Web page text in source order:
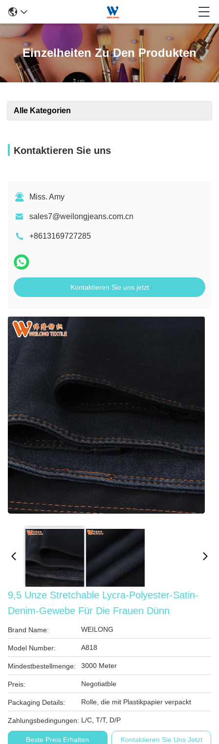
Einzelheiten Zu Den Produkten
Alle Kategorien
Kontaktieren Sie uns
Miss. Amy
sales7@weilongjeans.com.cn
+8613169727285
Kontaktieren Sie uns jetzt
9,5 Unze Stretchable Lycra-Polyester-Satin-
Denim-Gewebe Für Die Frauen Dünn
Brand Name: WEILONG
Model Number: A818
Mindestbestellmenge: 3000 Meter
Preis: Negotiatble
Packaging Details: Rolle, die mit Plastikpapier verpackt
Zahlungsbedingungen: L/C, T/T, D/P
Beste Preis Erhalten Kontaktieren Sie Uns Jetzt